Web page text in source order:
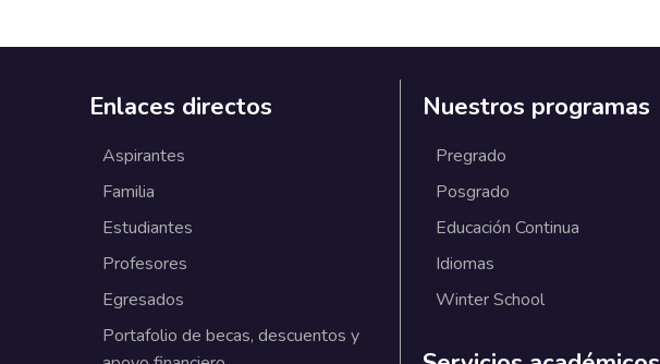
Enlaces directos
Aspirantes
Familia
Estudiantes
Profesores
Egresados
Portafolio de becas, descuentos y
Nuestros programas
Pregrado
Posgrado
Educación Continua
Idiomas
Winter School